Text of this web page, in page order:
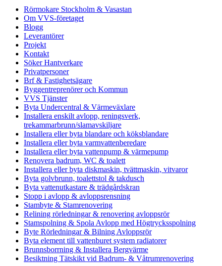
Rörmokare Stockholm & Vasastan
Om VVS-företaget
Blogg
Leverantörer
Projekt
Kontakt
Söker Hantverkare
Privatpersoner
Brf & Fastighetsägare
Byggentreprenörer och Kommun
VVS Tjänster
Byta Undercentral & Värmeväxlare
Installera enskilt avlopp, reningsverk,
trekammarbrunn/slamavskiljare
Installera eller byta blandare och köksblandare
Installera eller byta varmvattenberedare
Installera eller byta vattenpump & värmepump
Renovera badrum, WC & toalett
Installera eller byta diskmaskin, tvättmaskin, vitvaror
Byta golvbrunn, toalettstol & takdusch
Byta vattenutkastare & trädgårdskran
Stopp i avlopp & avloppsrensning
Stambyte & Stamrenovering
Relining rörledningar & renovering avloppsrör
Stamspolning & Spola Avlopp med Högtrycksspolning
Byte Rörledningar & Bilning Avloppsrör
Byta element till vattenburet system radiatorer
Brunnsborrning & Installera Bergvärme
Besiktning Tätskikt vid Badrum- & Våtrumrenovering